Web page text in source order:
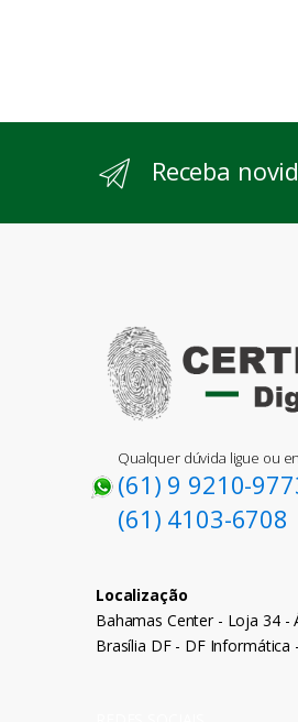
Receba
Qualquer dúvida ligue ou
(61) 9 9210-
(61) 4103-6708
Localização
Bahamas Center - Loja 34 -
Brasília DF - DF Informática